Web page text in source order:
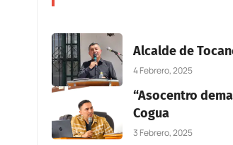
Alcalde de
4 Febrero, 2025
“Asocentro
Cogua
3 Febrero, 2025